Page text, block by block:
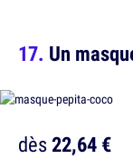
Un
dès22,64 €